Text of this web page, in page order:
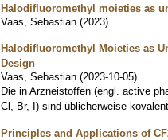
Halodifluoromethyl moieties as
Vaas, Sebastian (2023)
Halodifluoromethyl Moieties as
Design
Vaas, Sebastian (2023-10-05)
Die in Arzneistoffen (engl. active
Cl, Br, I) sind üblicherweise
Principles and Applications of